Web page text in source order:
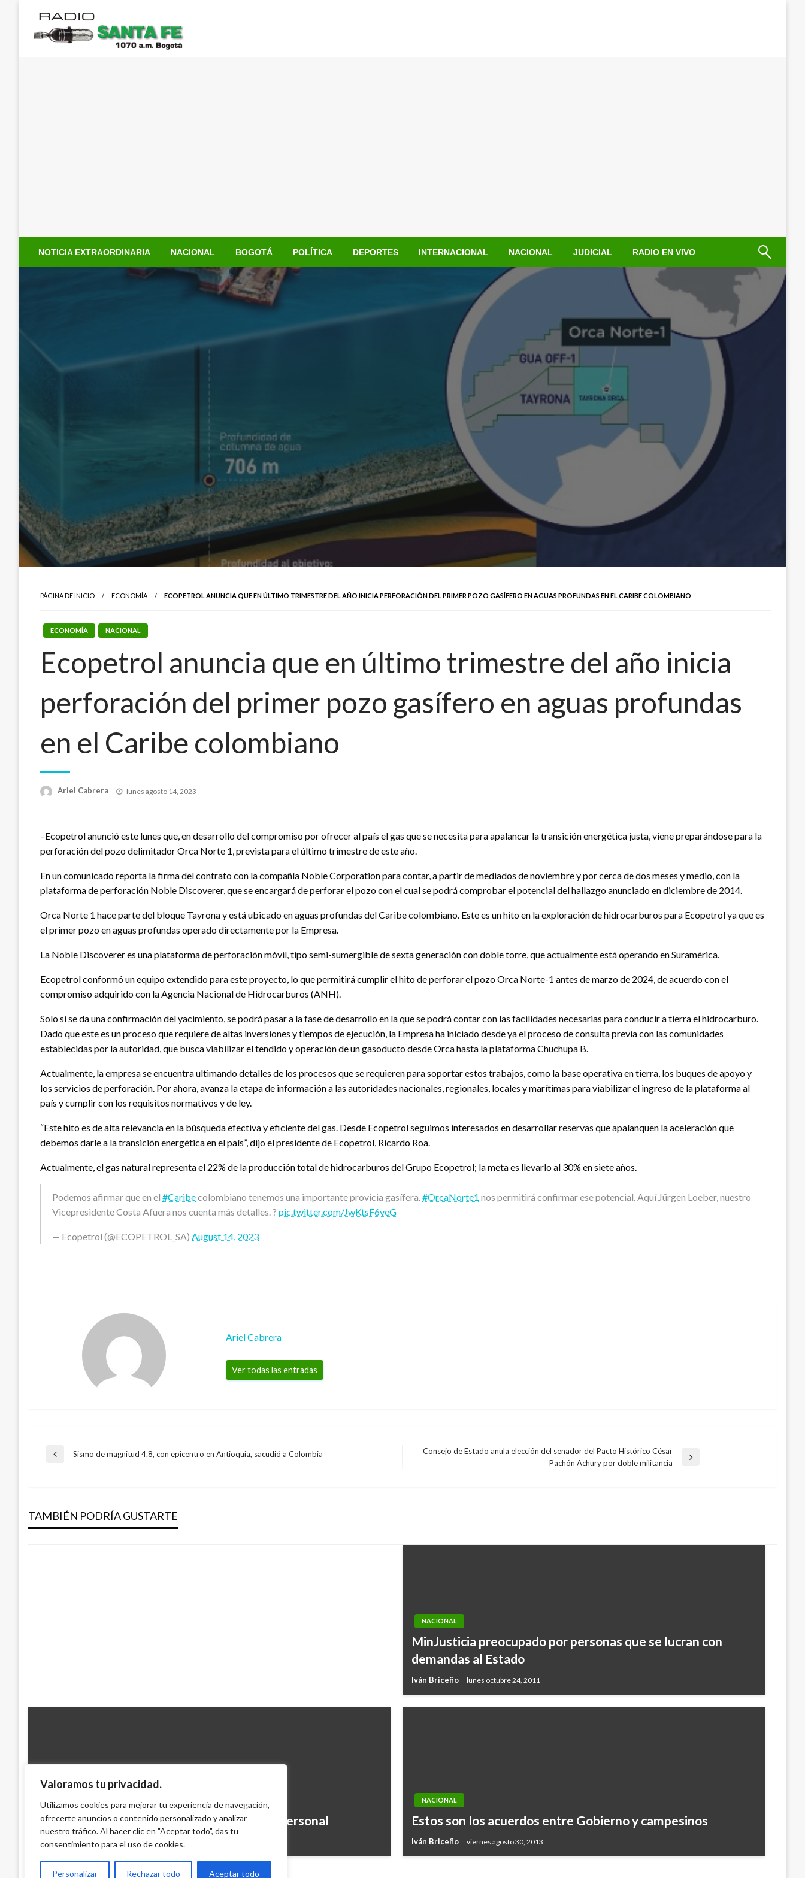
Valoramos tu privacidad.
Utilizamos cookies para mejorar tu experiencia de navegación,
ofrecerte anuncios o contenido personalizado y analizar
nuestro tráfico. Al hacer clic en "Aceptar todo", das tu
consentimiento para el uso de cookies.
Personalizar Rechazar todo Aceptar todo
contenido
NOTICIA EXTRAORDINARIA NACIONAL BOGOTÁ POLÍTICA DEPORTES INTERNACIONAL NACIONAL JUDICIAL RADIO EN VIVO
PÁGINA DE INICIO ECONOMÍA ECOPETROL ANUNCIA QUE EN ÚLTIMO TRIMESTRE DEL AÑO INICIA PERFORACIÓN DEL PRIMER POZO GASÍFERO EN AGUAS PROFUNDAS EN EL CARIBE COLOMBIANO
ECONOMÍA NACIONAL
Ecopetrol anuncia que en último trimestre del año inicia
perforación del primer pozo gasífero en aguas profundas
en el Caribe colombiano
Ariel Cabrera
Publicado
lunes agosto 14, 2023
–Ecopetrol anunció este lunes que, en desarrollo del compromiso por ofrecer al país el gas que se necesita para apalancar la transición energética justa, viene preparándose para la
perforación del pozo delimitador Orca Norte 1, prevista para el último trimestre de este año.
En un comunicado reporta la firma del contrato con la compañía Noble Corporation para contar, a partir de mediados de noviembre y por cerca de dos meses y medio, con la
plataforma de perforación Noble Discoverer, que se encargará de perforar el pozo con el cual se podrá comprobar el potencial del hallazgo anunciado en diciembre de 2014.
Orca Norte 1 hace parte del bloque Tayrona y está ubicado en aguas profundas del Caribe colombiano. Este es un hito en la exploración de hidrocarburos para Ecopetrol ya que es
el primer pozo en aguas profundas operado directamente por la Empresa.
La Noble Discoverer es una plataforma de perforación móvil, tipo semi-sumergible de sexta generación con doble torre, que actualmente está operando en Suramérica.
Ecopetrol conformó un equipo extendido para este proyecto, lo que permitirá cumplir el hito de perforar el pozo Orca Norte-1 antes de marzo de 2024, de acuerdo con el
compromiso adquirido con la Agencia Nacional de Hidrocarburos (ANH).
Solo si se da una confirmación del yacimiento, se podrá pasar a la fase de desarrollo en la que se podrá contar con las facilidades necesarias para conducir a tierra el hidrocarburo.
Dado que este es un proceso que requiere de altas inversiones y tiempos de ejecución, la Empresa ha iniciado desde ya el proceso de consulta previa con las comunidades
establecidas por la autoridad, que busca viabilizar el tendido y operación de un gasoducto desde Orca hasta la plataforma Chuchupa B.
Actualmente, la empresa se encuentra ultimando detalles de los procesos que se requieren para soportar estos trabajos, como la base operativa en tierra, los buques de apoyo y
los servicios de perforación. Por ahora, avanza la etapa de información a las autoridades nacionales, regionales, locales y marítimas para viabilizar el ingreso de la plataforma al
país y cumplir con los requisitos normativos y de ley.
“Este hito es de alta relevancia en la búsqueda efectiva y eficiente del gas. Desde Ecopetrol seguimos interesados en desarrollar reservas que apalanquen la aceleración que
debemos darle a la transición energética en el país”, dijo el presidente de Ecopetrol, Ricardo Roa.
Actualmente, el gas natural representa el 22% de la producción total de hidrocarburos del Grupo Ecopetrol; la meta es llevarlo al 30% en siete años.
Podemos afirmar que en el #Caribecolombiano tenemos una importante provicia gasífera.#OrcaNorte1 nos permitirá confirmar ese potencial. Aquí Jürgen Loeber, nuestro
Vicepresidente Costa Afuera nos cuenta más detalles. ? pic.twitter.com/JwKtsF6veG
— Ecopetrol (@ECOPETROL_SA) August 14, 2023
Ariel Cabrera
Ver todas las entradas
Navegación
entradas
Entrada
Sismo de magnitud 4.8, con epicentro en Antioquia, sacudió a Colombia
Consejo de Estado anula elección del senador del Pacto Histórico César
Pachón Achury por doble militancia
TAMBIÉN PODRÍA GUSTARTE
de la región
Manuel Reyes Beltran jueves enero 30, 2020
NACIONAL
MinJusticia preocupado por personas que se lucran con
demandas al Estado
Iván Briceño lunes octubre 24, 2011
Uribe Vs. Iguarán por penalización de dosis personal
German Hernandez lunes febrero 23, 2009
NACIONAL
Estos son los acuerdos entre Gobierno y campesinos
Iván Briceño viernes agosto 30, 2013